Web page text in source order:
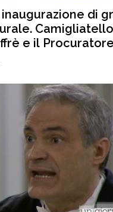
inaugurazione di
e il Procuratore
Musolino